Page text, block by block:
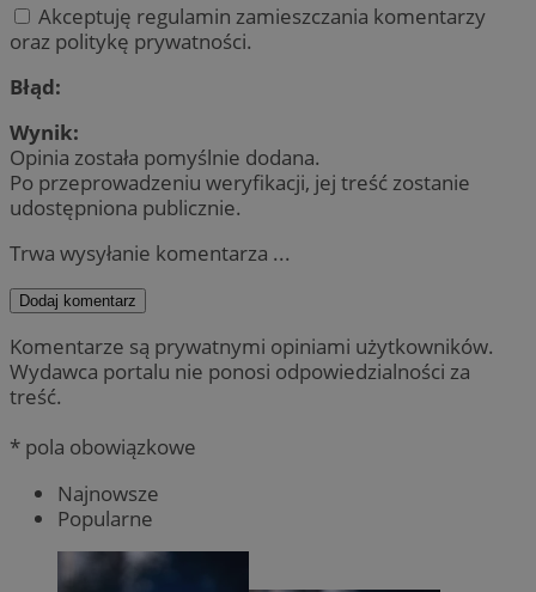
Akceptuję regulamin zamieszczania komentarzy
oraz politykę prywatności.
Błąd:
Wynik:
Opinia została pomyślnie dodana.
Po przeprowadzeniu weryfikacji, jej treść zostanie
udostępniona publicznie.
Trwa wysyłanie komentarza ...
Dodaj komentarz
Komentarze są prywatnymi opiniami użytkowników.
Wydawca portalu nie ponosi odpowiedzialności za
treść.
* pola obowiązkowe
Najnowsze
Popularne